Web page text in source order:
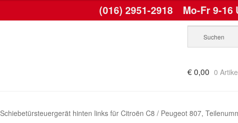
(016) 2951-2918Mo-Fr 9-16
€0,00 0
Schiebetürsteuergerät hinten links für Citroën C8 / Peugeot 807,